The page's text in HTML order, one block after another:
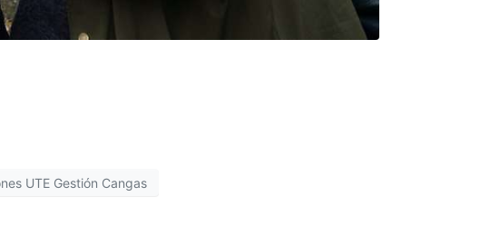
UTE Gestión Cangas